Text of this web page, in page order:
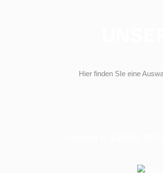
Hier finden SIe eine